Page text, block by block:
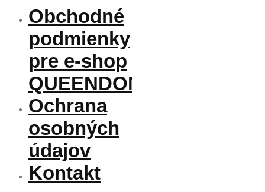
Obchodné
podmienky
pre e-shop
QUEENDOM
Ochrana
osobných
údajov
Kontakt